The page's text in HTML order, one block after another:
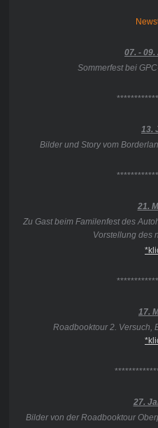
07. -
Sommerfest bei
13.
Bilder und Story vom
21.
Zu Gast beim Familenfest des
Vorstellung des
17.
Roadbooktour 2. Versuch,
27.
Bilder von der Roadbooktour